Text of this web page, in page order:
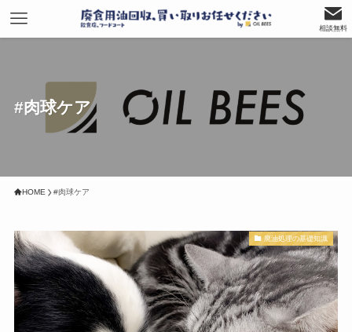
相談無料
#肉球ケア
HOME #肉球ケア
廃油処理の基礎知識